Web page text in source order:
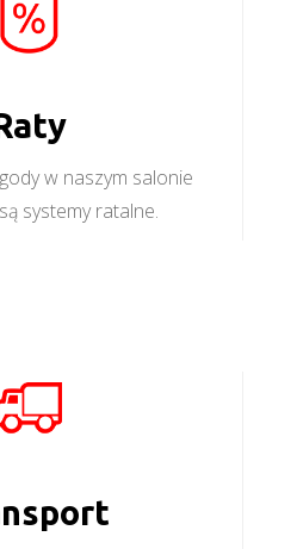
w naszym salonie
systemy ratalne.